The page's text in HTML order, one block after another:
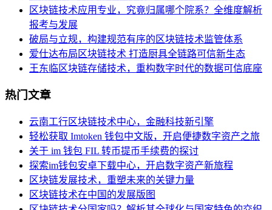
区块链技术应用专业，究竟归属哪个院系？全维度解析
报考与发展
破局与立规，构建规范有序的区块链技术监管体系
爱仕达布局区块链技术 打造厨具全链路可信新生态
王东临区块链存储技术，重构数字时代的数据可信底座
热门文章
云南工行区块链技术中心，金融科技新引擎
轻松获取 Imtoken 钱包中文版，开启便捷数字资产之旅
关于 im 钱包 FIL 转币提币手续费的探讨
探索im钱包安卓下载中心，开启数字资产新旅程
区块链发展技术，重塑未来的关键力量
区块链技术在中国的发展版图